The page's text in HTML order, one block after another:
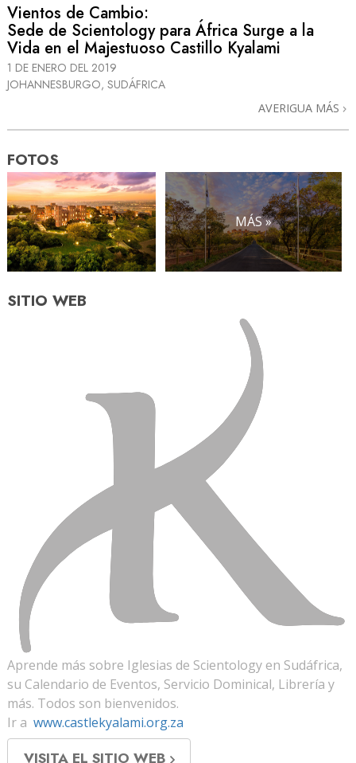
Vientos de Cambio:
Sede de Scientology para África Surge a la
Vida en el Majestuoso Castillo Kyalami
1 DE ENERO DEL 2019
JOHANNESBURGO, SUDÁFRICA
AVERIGUA MÁS
FOTOS
MÁS »
SITIO WEB
Aprende más sobre Iglesias de Scientology en Sudáfrica,
su Calendario de Eventos, Servicio Dominical, Librería y
más. Todos son bienvenidos.
Ir a www.castlekyalami.org.za
VISITA EL SITIO WEB